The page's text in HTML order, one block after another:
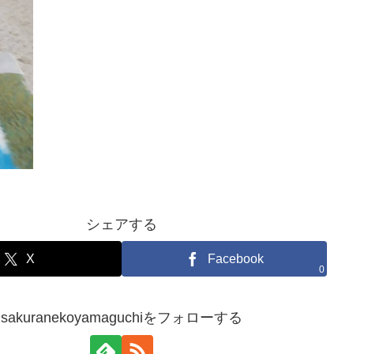
シェアする
X Facebook
0
sakuranekoyamaguchiをフォローする